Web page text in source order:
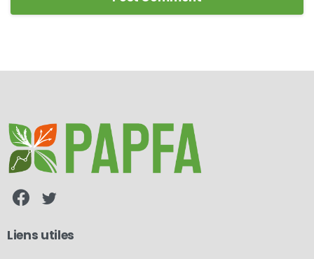
Liens utiles